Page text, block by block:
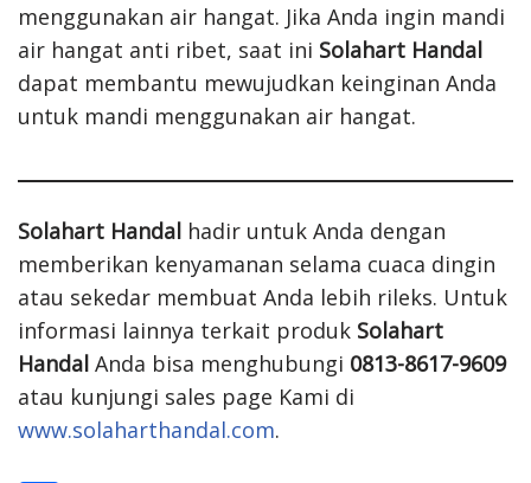
menggunakan air hangat. Jika Anda ingin mandi
air hangat anti ribet, saat ini Solahart Handal
dapat membantu mewujudkan keinginan Anda
untuk mandi menggunakan air hangat.
Solahart Handal hadir untuk Anda dengan
memberikan kenyamanan selama cuaca dingin
atau sekedar membuat Anda lebih rileks. Untuk
informasi lainnya terkait produk Solahart
Handal Anda bisa menghubungi 0813-8617-9609
atau kunjungi sales page Kami di
www.solaharthandal.com.